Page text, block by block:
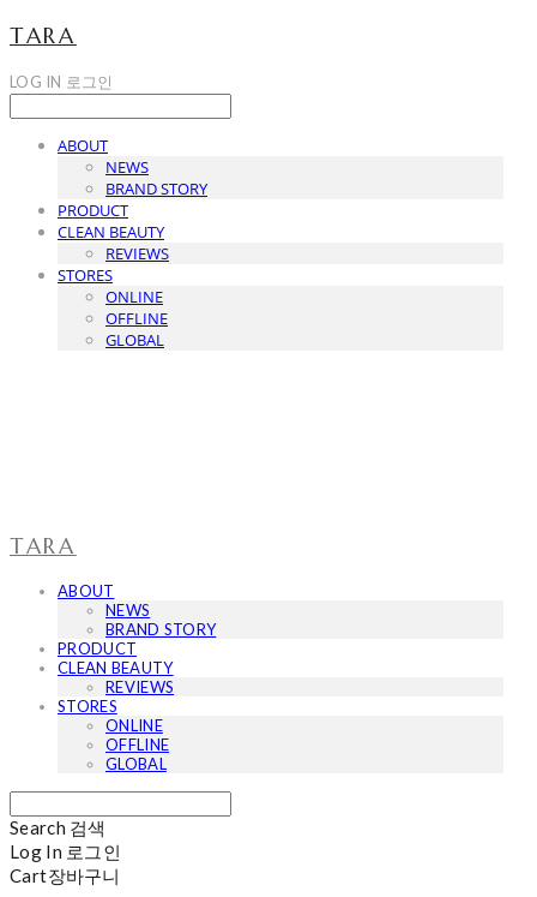
TARA
LOG IN 로그인
ABOUT
NEWS
BRAND STORY
PRODUCT
CLEAN BEAUTY
REVIEWS
STORES
ONLINE
OFFLINE
GLOBAL
TARA
ABOUT
NEWS
BRAND STORY
PRODUCT
CLEAN BEAUTY
REVIEWS
STORES
ONLINE
OFFLINE
GLOBAL
Search 검색
Log In 로그인
Cart장바구니